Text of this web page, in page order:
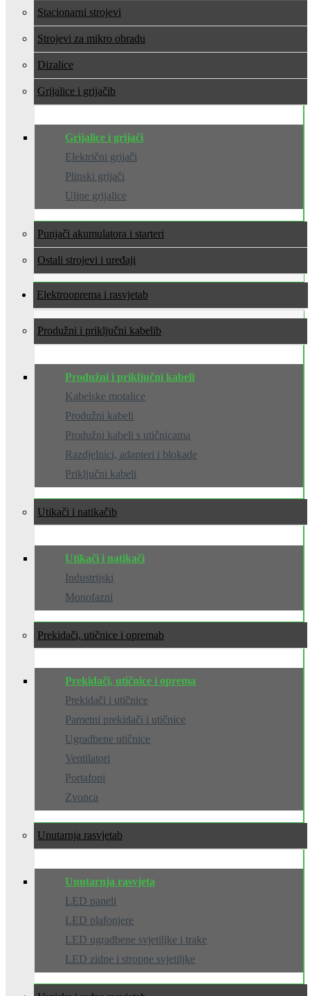
Stacionarni strojevi
Strojevi za mikro obradu
Dizalice
Grijalice i grijači
Grijalice i grijači
Električni grijači
Plinski grijači
Uljne grijalice
Punjači akumulatora i starteri
Ostali strojevi i uređaji
Elektrooprema i rasvjeta
Produžni i priključni kabeli
Produžni i priključni kabeli
Kabelske motalice
Produžni kabeli
Produžni kabeli s utičnicama
Razdjelnici, adapteri i blokade
Priključni kabeli
Utikači i natikači
Utikači i natikači
Industrijski
Monofazni
Prekidači, utičnice i oprema
Prekidači, utičnice i oprema
Prekidači i utičnice
Pametni prekidači i utičnice
Ugradbene utičnice
Ventilatori
Portafoni
Zvonca
Unutarnja rasvjeta
Unutarnja rasvjeta
LED paneli
LED plafonjere
LED ugradbene svjetiljke i trake
LED zidne i stropne svjetiljke